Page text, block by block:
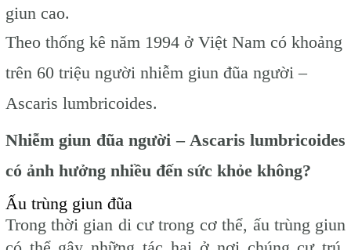
giun cao.
Theo thống kê năm 1994 ở Việt Nam có khoảng
trên 60 triệu người nhiễm giun đũa người –
Ascaris lumbricoides.
Nhiễm giun đũa người – Ascaris lumbricoides
có ảnh hưởng nhiều đến sức khỏe không?
Ấu trùng giun đũa
Trong thời gian di cư trong cơ thể, ấu trùng giun